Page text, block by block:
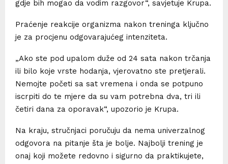
gdje bih mogao da vodim razgovor“, savjetuje Krupa.
Praćenje reakcije organizma nakon treninga ključno
je za procjenu odgovarajućeg intenziteta.
„Ako ste pod upalom duže od 24 sata nakon trčanja
ili bilo koje vrste hodanja, vjerovatno ste pretjerali.
Nemojte početi sa sat vremena i onda se potpuno
iscrpiti do te mjere da su vam potrebna dva, tri ili
četiri dana za oporavak“, upozorio je Krupa.
Na kraju, stručnjaci poručuju da nema univerzalnog
odgovora na pitanje šta je bolje. Najbolji trening je
onaj koji možete redovno i sigurno da praktikujete,